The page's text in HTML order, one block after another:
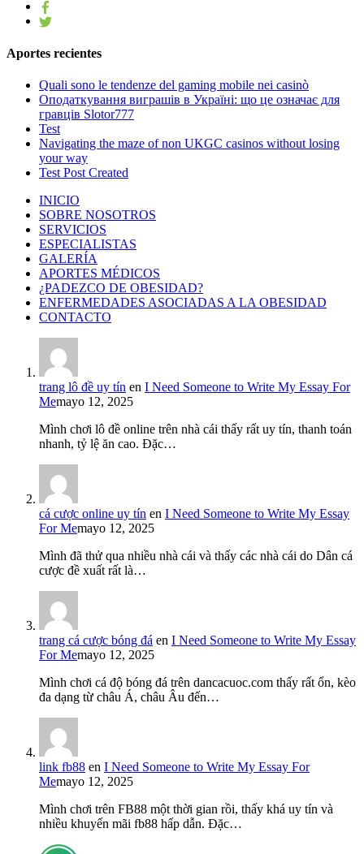
Aportes recientes
Quali sono le tendenze del gaming mobile nei casinò
Оподаткування виграшів в Україні: що це означає для
гравців Slotor777
Test
Navigating the maze of non UKGC casinos without losing
your way
Test Post Created
INICIO
SOBRE NOSOTROS
SERVICIOS
ESPECIALISTAS
GALERÍA
APORTES MÉDICOS
¿PADEZCO DE OBESIDAD?
ENFERMEDADES ASOCIADAS A LA OBESIDAD
CONTACTO
trang lô đề uy tín en I Need Someone to Write My Essay For
Memayo 12, 2025
Mình chơi lô đề online trên nhà cái thấy rất uy tín, thanh toán
nhanh, tỷ lệ ăn cao. Đặc…
cá cược online uy tín en I Need Someone to Write My Essay
For Memayo 12, 2025
Mình đã thử qua nhiều nhà cái và thấy các nhà cái do Dân cá
cược đề xuất rất là…
trang cá cược bóng đá en I Need Someone to Write My Essay
For Memayo 12, 2025
Mình chơi cá độ bóng đá trên dancacuoc.com thấy rất ổn, kèo
đa dạng từ châu Á, châu Âu đến…
link fb88 en I Need Someone to Write My Essay For
Memayo 12, 2025
Mình chơi trên FB88 một thời gian rồi, thấy khá uy tín và
nhiều khuyến mãi fb88 hấp dẫn. Đặc…